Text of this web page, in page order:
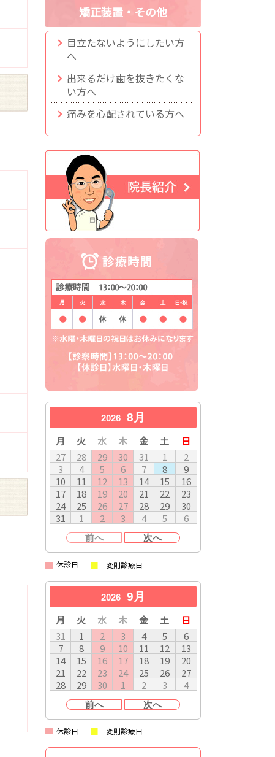
矯正装置・その他
目立たないようにしたい方
へ
出来るだけ歯を抜きたくな
い方へ
痛みを心配されている方へ
前へ 次へ
2026 8月
月
火 水 木 金 土
日
27
28 29 30 31 1
2
3
4 5 6 7 8
9
10
11 12 13 14 15
16
17
18 19 20 21 22
23
24
25 26 27 28 29
30
31
1 2 3 4 5 6
休診日 変則診療日
前へ 次へ
2026 9月
月
火 水 木 金 土
日
31
1 2 3 4 5
6
7
8 9 10 11 12
13
14
15 16 17 18 19
20
21
22 23 24 25 26
27
28
29 30 1 2 3 4
休診日 変則診療日